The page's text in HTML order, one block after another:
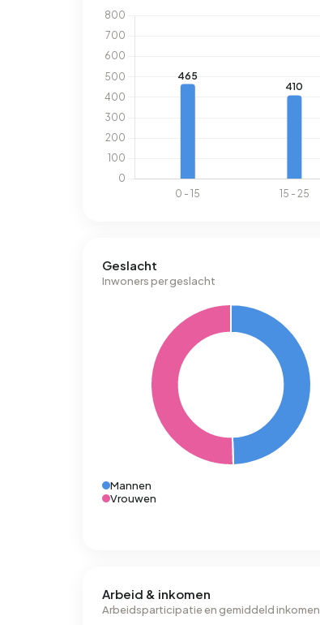
Geslacht
Inwoners per geslacht
Mannen
Vrouwen
Arbeid & inkomen
Arbeidsparticipatie en gemiddeld inkomen